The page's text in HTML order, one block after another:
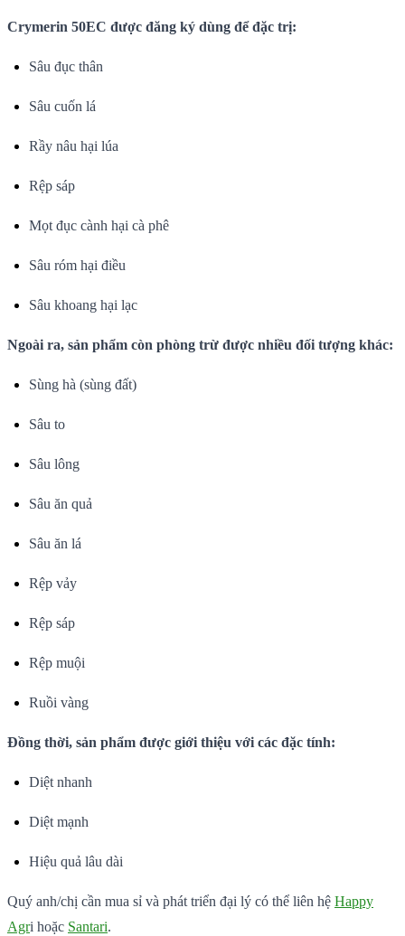
Crymerin 50EC được đăng ký dùng để đặc trị:
Sâu đục thân
Sâu cuốn lá
Rầy nâu hại lúa
Rệp sáp
Mọt đục cành hại cà phê
Sâu róm hại điều
Sâu khoang hại lạc
Ngoài ra, sản phẩm còn phòng trừ được nhiều đối tượng khác:
Sùng hà (sùng đất)
Sâu to
Sâu lông
Sâu ăn quả
Sâu ăn lá
Rệp vảy
Rệp sáp
Rệp muội
Ruồi vàng
Đồng thời, sản phẩm được giới thiệu với các đặc tính:
Diệt nhanh
Diệt mạnh
Hiệu quả lâu dài
Quý anh/chị cần mua sỉ và phát triển đại lý có thể liên hệ Happy
Agri hoặc Santari.